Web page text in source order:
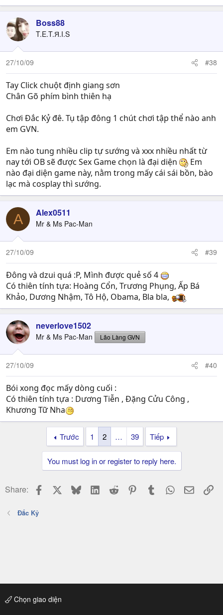
Boss88
T.E.T.Я.I.S
27/10/09 #38
Tay Click chuột định giang sơn
Chân Gõ phím bình thiên hạ
Chơi Đắc Kỷ đê. Tụ tập đông 1 chút chơi tập thể nào anh
em GVN.
Em nào tung nhiều clip tự sướng và xxx nhiều nhất từ
nay tới OB sẽ được Sex Game chọn là đại diện
Em
nào đại diện game này, nằm trong mấy cái sái bồn, bào
lạc mà cosplay thì sướng.
A Alex0511
Mr & Ms Pac-Man
27/10/09 #39
Đông và dzui quá :P, Mình được quẻ số 4
Có thiên tính tựa: Hoàng Cổn, Trương Phụng, Ấp Bá
Khảo, Dương Nhậm, Tô Hộ, Obama, Bla bla,
neverlove1502
Mr & Ms Pac-Man Lão Làng GVN
27/10/09 #40
Bói xong đọc mấy dòng cuối :
Có thiên tính tựa : Dương Tiễn , Đặng Cửu Công ,
Khương Tữ Nha
Trước 1 2 … 39 Tiếp
You must log in or register to reply here.
Share: Facebook BlueskyLinkedIn
Reddit PinterestTumblr WhatsApp
Email
Đắc Kỷ
Chọn giao diện